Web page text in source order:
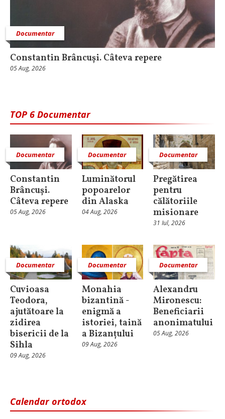
Documentar
Constantin Brâncuși. Câteva repere
05 Aug, 2026
TOP 6 Documentar
Documentar
Constantin
Brâncuși.
Câteva repere
05 Aug, 2026
Documentar
Luminătorul
popoarelor
din Alaska
04 Aug, 2026
Documentar
Pregătirea
pentru
călătoriile
misionare
31 Iul, 2026
Documentar
Cuvioasa
Teodora,
ajutătoare la
zidirea
bisericii de la
Sihla
09 Aug, 2026
Documentar
Monahia
bizantină -
enigmă a
istoriei, taină
a Bizanțului
09 Aug, 2026
Documentar
Alexandru
Mironescu:
Beneficiarii
anonimatului
05 Aug, 2026
Calendar ortodox